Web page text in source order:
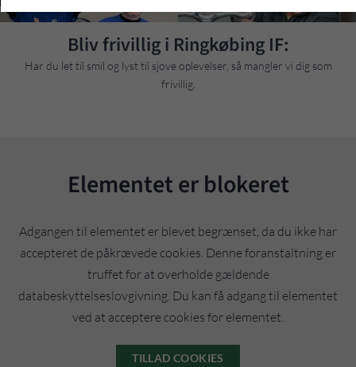
Bliv frivillig i Ringkøbing IF:
Har du let til smil og lyst til sjove oplevelser, så mangler vi dig som
frivillig.
Elementet er blokeret
Adgangen til elementet er blevet begrænset, da du ikke har
accepteret de påkrævede cookies. Denne foranstaltning er
truffet for at overholde gældende
databeskyttelseslovgivning. Du kan få adgang til elementet
ved at acceptere cookies for elementet.
TILLAD COOKIES